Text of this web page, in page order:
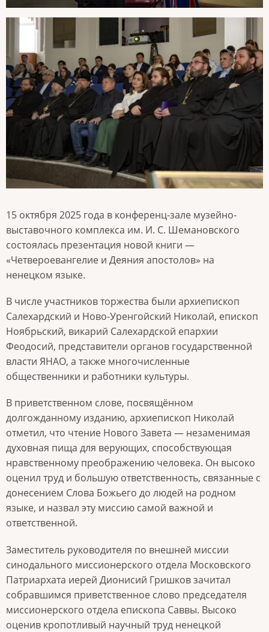
15 октября 2025 года в конференц-зале музейно-
выставочного комплекса им. И. С. Шемановского
состоялась презентация новой книги —
«Четвероевангелие и Деяния апостолов» на
ненецком языке.
В числе участников торжества были архиепископ
Салехардский и Ново-Уренгойский Николай, епископ
Ноябрьский, викарий Салехардской епархии
Феодосий, представители органов государственной
власти ЯНАО, а также многочисленные
общественники и работники культуры.
В приветственном слове, посвящённом
долгожданному изданию, архиепископ Николай
отметил, что чтение Нового Завета — незаменимая
духовная пища для верующих, способствующая
нравственному преображению человека. Он высоко
оценил труд и большую ответственность, связанные с
донесением Слова Божьего до людей на родном
языке, и назвал эту миссию самой важной и
ответственной.
Заместитель руководителя по внешней миссии
синодального миссионерского отдела Московского
Патриархата иерей Дионисий Гришков зачитал
собравшимся приветственное слово председателя
миссионерского отдела епископа Саввы. Высоко
оценив кропотливый научный труд ненецкой